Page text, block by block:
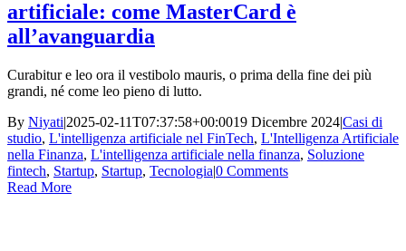
artificiale: come MasterCard è
all’avanguardia
Curabitur e leo ora il vestibolo mauris, o prima della fine dei più
grandi, né come leo pieno di lutto.
By Niyati|2025-02-11T07:37:58+00:0019 Dicembre 2024|Casi di
studio, L'intelligenza artificiale nel FinTech, L'Intelligenza Artificiale
nella Finanza, L'intelligenza artificiale nella finanza, Soluzione
fintech, Startup, Startup, Tecnologia|0 Comments
Read More